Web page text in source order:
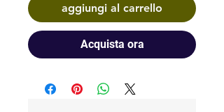
aggiungi al carrello
Acquista ora